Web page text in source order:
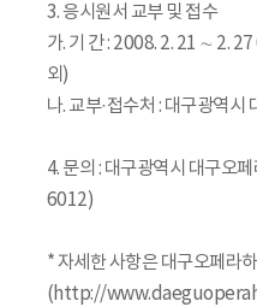
3. 응시원서 교부 및 접수
가. 기 간 : 2008. 2. 21 ∼ 2.
외)
나. 교부·접수처 : 대구광역시
4. 문의 : 대구광역시 대구
6012)
* 자세한 사항은 대구오페라
(http://